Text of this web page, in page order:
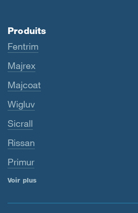
Produits
Fentrim
Majrex
Majcoat
Wigluv
Sicrall
Rissan
Primur
Voir plus